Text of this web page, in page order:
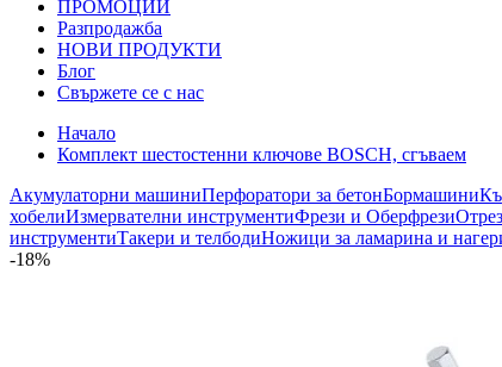
ПРОМОЦИИ
Разпродажба
НОВИ ПРОДУКТИ
Блог
Свържете се с нас
Начало
Комплект шестостенни ключове BOSCH, сгъваем
Акумулаторни машиниПерфоратори за бетонБормашини
хобелиИзмервателни инструментиФрези и Оберфрези
инструментиТакери и телбодиНожици за ламарина и
-18%